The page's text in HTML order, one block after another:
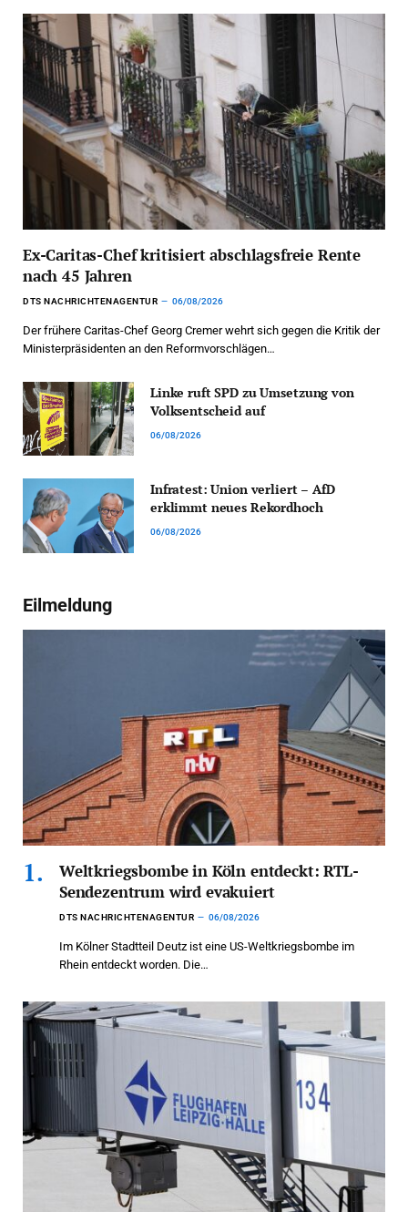
Ex-Caritas-Chef kritisiert abschlagsfreie Rente
nach 45 Jahren
DTS NACHRICHTENAGENTUR 06/08/2026
Der frühere Caritas-Chef Georg Cremer wehrt sich gegen die Kritik der
Ministerpräsidenten an den Reformvorschlägen…
Linke ruft SPD zu Umsetzung von
Volksentscheid auf
06/08/2026
Infratest: Union verliert – AfD
erklimmt neues Rekordhoch
06/08/2026
Eilmeldung
Weltkriegsbombe in Köln entdeckt: RTL-
Sendezentrum wird evakuiert
DTS NACHRICHTENAGENTUR 06/08/2026
Im Kölner Stadtteil Deutz ist eine US-Weltkriegsbombe im
Rhein entdeckt worden. Die…